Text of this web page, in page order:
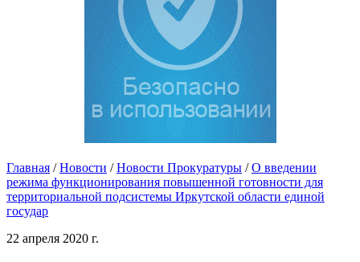
Главная / Новости / Новости Прокуратуры / О введении
режима функционирования повышенной готовности для
территориальной подсистемы Иркутской области единой
государ
22 апреля 2020 г.